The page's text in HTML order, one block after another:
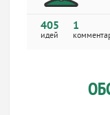
405
идей
1